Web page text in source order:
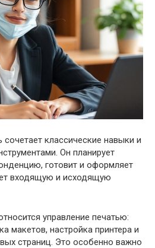
классические навыки и
Он планирует
готовит и оформляет
входящую и исходящую
управление печатью:
макетов, настройка принтера и
страниц. Это особенно важно